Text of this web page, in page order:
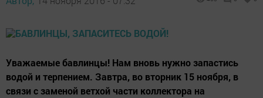
Уважаемые бавлинцы! Нам вновь нужно запастись
водой и терпением. Завтра, во вторник 15 ноября, в
связи с заменой ветхой части коллектора на